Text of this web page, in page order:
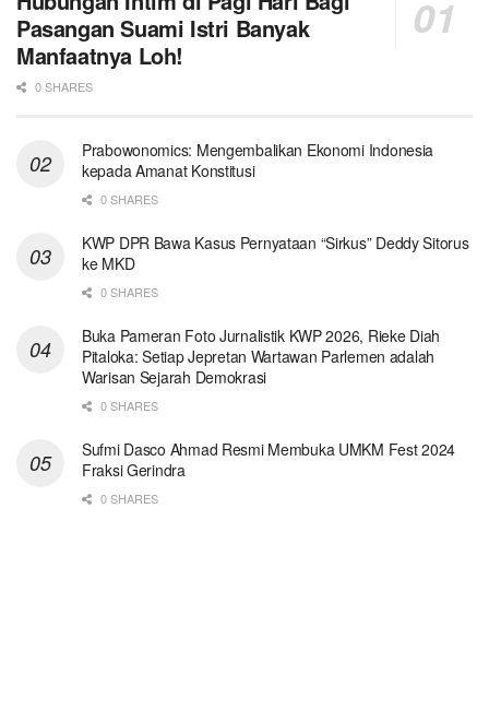
Pasangan Suami Istri Banyak
Manfaatnya Loh!
0 SHARES
Prabowonomics: Mengembalikan Ekonomi Indonesia
kepada Amanat Konstitusi
0 SHARES
KWP DPR Bawa Kasus Pernyataan “Sirkus” Deddy Sitorus
ke MKD
0 SHARES
Buka Pameran Foto Jurnalistik KWP 2026, Rieke Diah
Pitaloka: Setiap Jepretan Wartawan Parlemen adalah
Warisan Sejarah Demokrasi
0 SHARES
Sufmi Dasco Ahmad Resmi Membuka UMKM Fest 2024
Fraksi Gerindra
0 SHARES